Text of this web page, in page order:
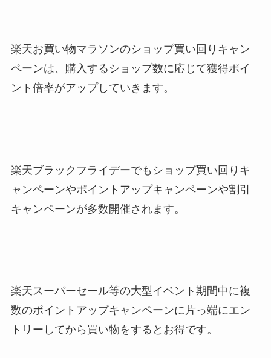
楽天お買い物マラソンのショップ買い回りキャン
ペーンは、購入するショップ数に応じて獲得ポイ
ント倍率がアップしていきます。
楽天ブラックフライデーでもショップ買い回りキ
ャンペーンやポイントアップキャンペーンや割引
キャンペーンが多数開催されます。
楽天スーパーセール等の大型イベント期間中に複
数のポイントアップキャンペーンに片っ端にエン
トリーしてから買い物をするとお得です。